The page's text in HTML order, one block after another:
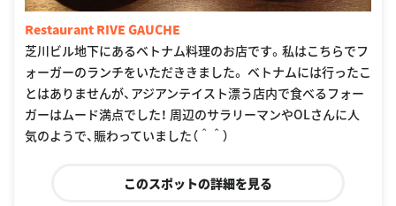
Restaurant RIVE GAUCHE
芝川ビル地下にあるベトナム料理のお店です。私はこちらでフ
ォーガーのランチをいただききました。 ベトナムには行ったこ
とはありませんが、アジアンテイスト漂う店内で食べるフォー
ガーはムード満点でした！ 周辺のサラリーマンやOLさんに人
気のようで、賑わっていました（＾＾）
このスポットの詳細を見る